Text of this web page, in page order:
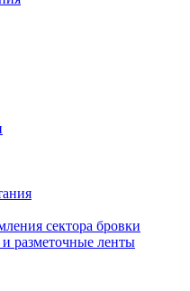
сектора бровки
разметочные ленты